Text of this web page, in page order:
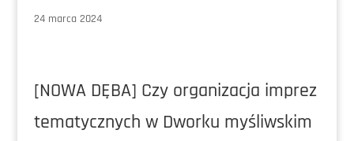
24 marca 2024
[NOWA DĘBA] Czy organizacja imprez
tematycznych w Dworku myśliwskim